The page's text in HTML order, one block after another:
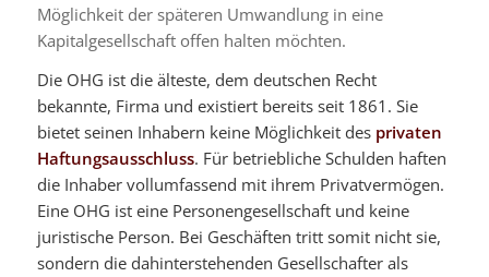
Möglichkeit der späteren Umwandlung in eine
Kapitalgesellschaft offen halten möchten.
Die OHG ist die älteste, dem deutschen Recht
bekannte, Firma und existiert bereits seit 1861. Sie
bietet seinen Inhabern keine Möglichkeit des privaten
Haftungsausschluss. Für betriebliche Schulden haften
die Inhaber vollumfassend mit ihrem Privatvermögen.
Eine OHG ist eine Personengesellschaft und keine
juristische Person. Bei Geschäften tritt somit nicht sie,
sondern die dahinterstehenden Gesellschafter als